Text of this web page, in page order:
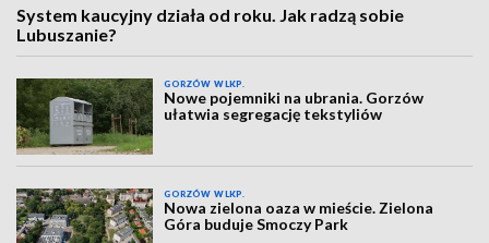
System kaucyjny działa od roku. Jak radzą sobie
Lubuszanie?
GORZÓW WLKP.
Nowe pojemniki na ubrania. Gorzów
ułatwia segregację tekstyliów
GORZÓW WLKP.
Nowa zielona oaza w mieście. Zielona
Góra buduje Smoczy Park